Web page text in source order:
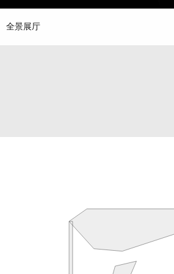
全景展厅